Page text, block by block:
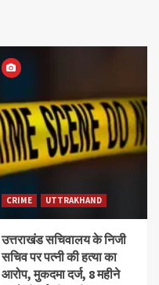
CRIME UTTRAKHAND
उत्तराखंड सचिवालय के निजी
सचिव पर पत्नी की हत्या का
आरोप, मुकदमा दर्ज, 8 महीने